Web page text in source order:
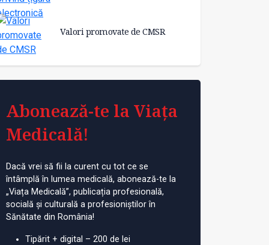
Valori promovate de CMSR
Abonează-te la Viața
Medicală!
Dacă vrei să fii la curent cu tot ce se
întâmplă în lumea medicală, abonează-te la
„Viața Medicală”, publicația profesională,
socială și culturală a profesioniștilor în
Sănătate din România!
Tipărit + digital – 200 de lei